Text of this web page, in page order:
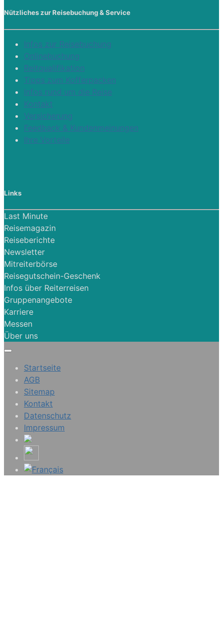
Nützliches zur Reisebuchung & Service
Infos zur Reisebuchung
Onlinebuchung
Reitqualifikation
Tipps zum Kofferpacken
Infos rund um die Reise
Kontakt
Versicherung
Feedback & Kundenmeinungen
Ihre Vorteile
Links
Last Minute
Reisemagazin
Reiseberichte
Newsletter
Mitreiterbörse
Reisegutschein-Geschenk
Infos über Reiterreisen
Gruppenangebote
Karriere
Messen
Über uns
Startseite
AGB
Sitemap
Kontakt
Datenschutz
Impressum